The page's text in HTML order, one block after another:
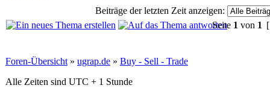
Beiträge der letzten Zeit anzeigen:
Seite 1 von 1
Foren-Übersicht » ugrap.de » Buy - Sell - Trade
Alle Zeiten sind UTC + 1 Stunde